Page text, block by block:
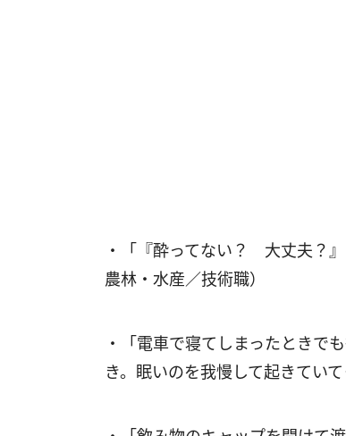
・「『酔ってない？ 大丈夫？
農林・水産／技術職）
・「電車で寝てしまったときで
き。眠いのを我慢して起きてい